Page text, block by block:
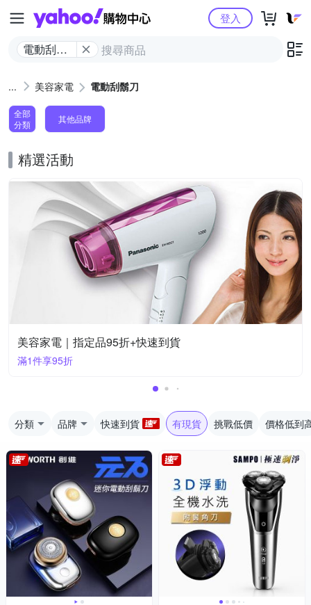
Yahoo購物中心
電動刮鬍
登入
美容家電 電動刮鬍刀
全部
分類
其他品牌
精選活動
美容家電｜指定品95折+快速到貨
滿1件享95折
分類 品牌 快速到貨 有現貨 挑戰低價 價格低到